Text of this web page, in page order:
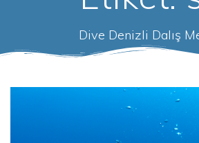
Dive Denizli Dalış